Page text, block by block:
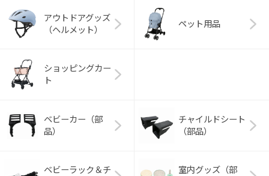
アウトドアグッズ
（ヘルメット）
ペット用品
ショッピングカー
ト
ベビーカー（部
品）
チャイルドシート
（部品）
ベビーラック＆チ
室内グッズ（部